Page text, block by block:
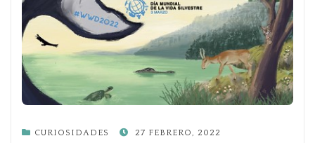
CURIOSIDADES
POSTED
27 FEBRERO, 2022